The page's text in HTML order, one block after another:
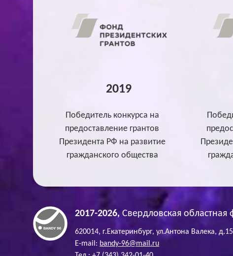
2019
Победитель конкурса на
предоставление грантов
Президента РФ на развитие
гражданского общества
2017-2026, Свердловская
620014, г.Екатеринбург, ул.Антона Валека,
E-mail: bandy-96@mail.ru